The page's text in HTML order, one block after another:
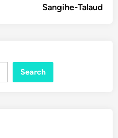
Sangihe-Talaud
Search